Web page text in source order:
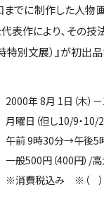
までに制作した人
表作により､その
特別文展）』が初出
2000年 8月 1日（木）－
月曜日（但し10/9・10/
午前 9時30分→午後5
一般500円（400円）/
※消費税込み ※（ ）